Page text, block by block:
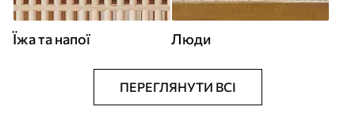
Їжа та напої Люди
ПЕРЕГЛЯНУТИ ВСІ